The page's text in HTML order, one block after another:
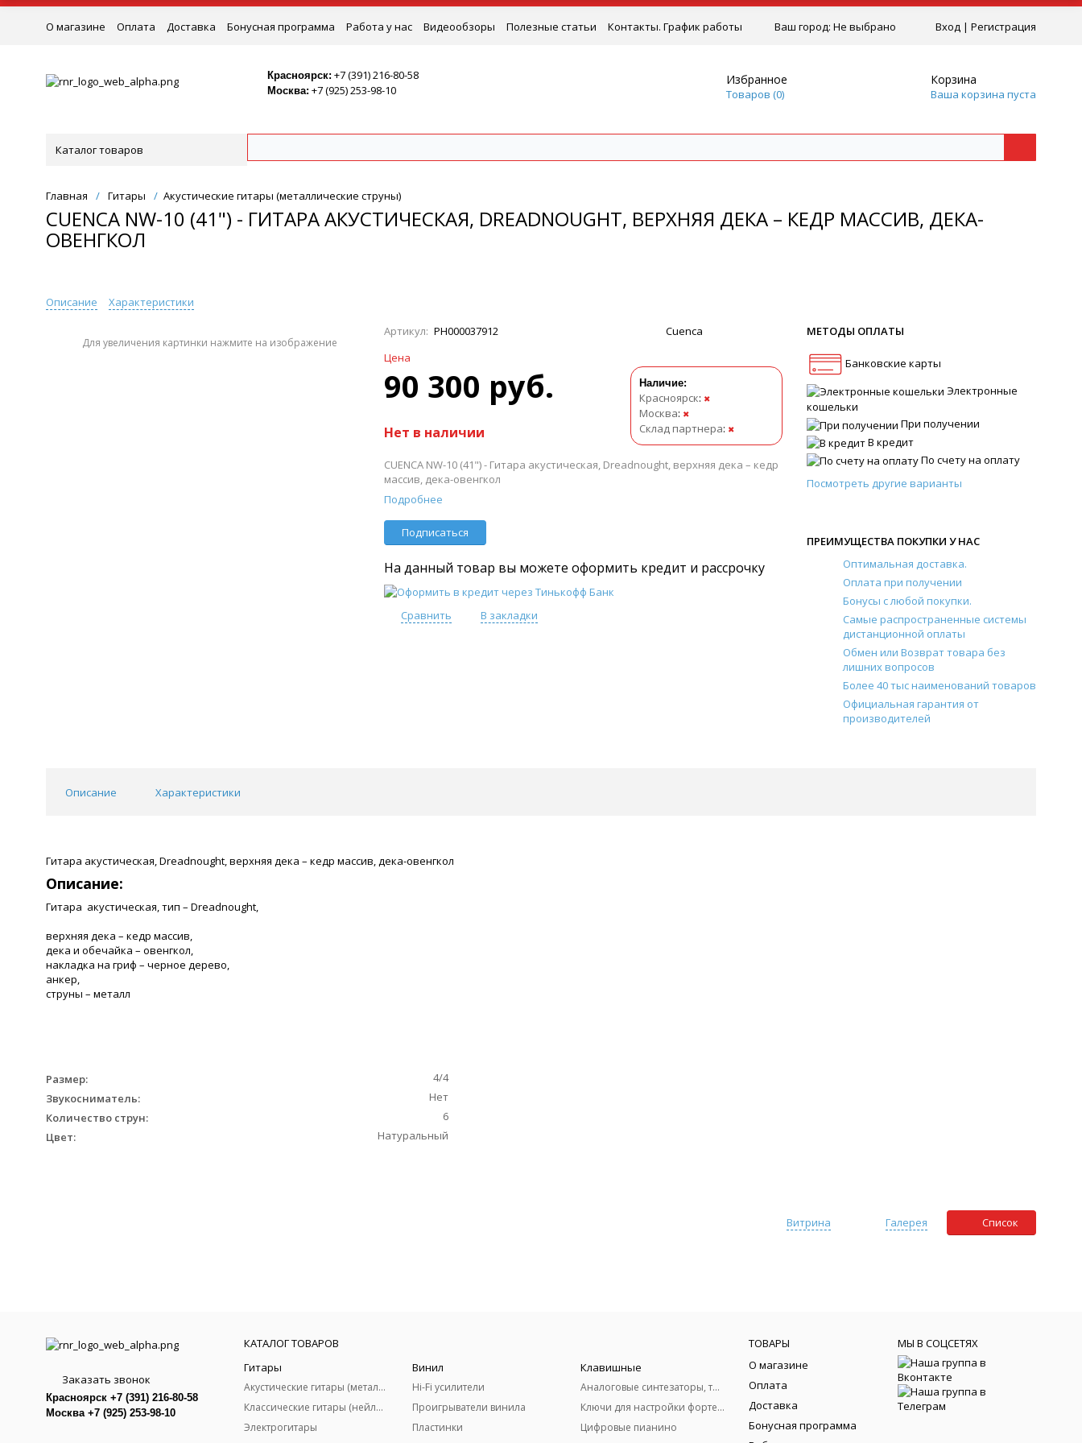
Ваш город: Не выбрано Вход | Регистрация
О магазине Оплата Доставка Бонусная программа Работа у нас Видеообзоры Полезные статьи
Контакты. График работы
Красноярск: +7 (391) 216-80-58
Москва: +7 (925) 253-98-10
Избранное
Товаров (0)
Корзина
Ваша корзина пуста
Каталог товаров
Главная / Гитары / Акустические гитары (металлические струны)
CUENCA NW-10 (41") - ГИТАРА АКУСТИЧЕСКАЯ, DREADNOUGHT, ВЕРХНЯЯ ДЕКА – КЕДР МАССИВ, ДЕКА-
ОВЕНГКОЛ
Описание Характеристики
Для увеличения картинки нажмите на изображение
Артикул: РН000037912
Cuenca
Цена
90 300 руб.
Нет в наличии
Наличие:
Красноярск: ✖
Москва: ✖
Склад партнера: ✖
CUENCA NW-10 (41") - Гитара акустическая, Dreadnought, верхняя дека – кедр
массив, дека-овенгкол
Подробнее
Подписаться
На данный товар вы можете оформить кредит и рассрочку
Сравнить В закладки
МЕТОДЫ ОПЛАТЫ
Банковские карты
Электронные
кошельки
При получении
В кредит
По счету на оплату
Посмотреть другие варианты
ПРЕИМУЩЕСТВА ПОКУПКИ У НАС
Оптимальная доставка.
Оплата при получении
Бонусы с любой покупки.
Самые распространенные системы
дистанционной оплаты
Обмен или Возврат товара без
лишних вопросов
Более 40 тыс наименований товаров
Официальная гарантия от
производителей
Описание Характеристики
Гитара акустическая, Dreadnought, верхняя дека – кедр массив, дека-овенгкол
Описание:
Гитара акустическая, тип – Dreadnought,
верхняя дека – кедр массив,
дека и обечайка – овенгкол,
накладка на гриф – черное дерево,
анкер,
струны – металл
Размер:
4/4
Звукосниматель:
Нет
Количество струн:
6
Цвет:
Натуральный
Список
Галерея
Витрина
Заказать звонок
Красноярск +7 (391) 216-80-58
Москва +7 (925) 253-98-10
КАТАЛОГ ТОВАРОВ
Гитары
Акустические гитары (металлические струны)
Классические гитары (нейлоновые струны)
Электрогитары
Винил
Hi-Fi усилители
Проигрыватели винила
Пластинки
Клавишные
Аналоговые синтезаторы, терменвоксы
Ключи для настройки фортепиано
Цифровые пианино
ТОВАРЫ
О магазине
Оплата
Доставка
Бонусная программа
МЫ В СОЦСЕТЯХ